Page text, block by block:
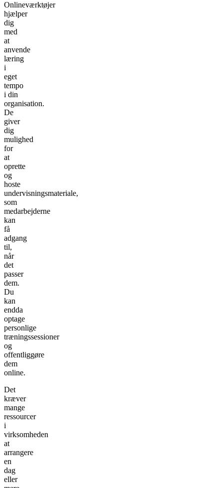
Onlineværktøjer
hjælper
dig
med
at
anvende
læring
i
eget
tempo
i din
organisation.
De
giver
dig
mulighed
for
at
oprette
og
hoste
undervisningsmateriale,
som
medarbejderne
kan
få
adgang
til,
når
det
passer
dem.
Du
kan
endda
optage
personlige
træningssessioner
og
offentliggøre
dem
online.
Det
kræver
mange
ressourcer
i
virksomheden
at
arrangere
en
dag
eller